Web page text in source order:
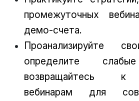
промежуточных
демо-счета.
Проанализируйте
определите
возвращайтесь к
вебинарам для